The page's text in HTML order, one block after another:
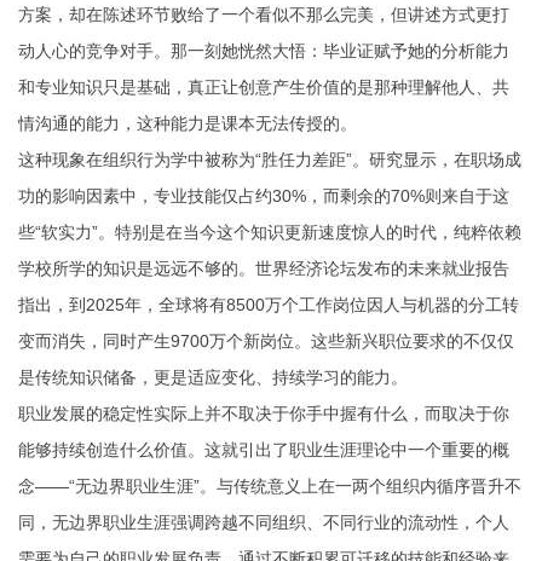
方案，却在陈述环节败给了一个看似不那么完美，但讲述方式更打
动人心的竞争对手。那一刻她恍然大悟：毕业证赋予她的分析能力
和专业知识只是基础，真正让创意产生价值的是那种理解他人、共
情沟通的能力，这种能力是课本无法传授的。
这种现象在组织行为学中被称为“胜任力差距”。研究显示，在职场成
功的影响因素中，专业技能仅占约30%，而剩余的70%则来自于这
些“软实力”。特别是在当今这个知识更新速度惊人的时代，纯粹依赖
学校所学的知识是远远不够的。世界经济论坛发布的未来就业报告
指出，到2025年，全球将有8500万个工作岗位因人与机器的分工转
变而消失，同时产生9700万个新岗位。这些新兴职位要求的不仅仅
是传统知识储备，更是适应变化、持续学习的能力。
职业发展的稳定性实际上并不取决于你手中握有什么，而取决于你
能够持续创造什么价值。这就引出了职业生涯理论中一个重要的概
念——“无边界职业生涯”。与传统意义上在一两个组织内循序晋升不
同，无边界职业生涯强调跨越不同组织、不同行业的流动性，个人